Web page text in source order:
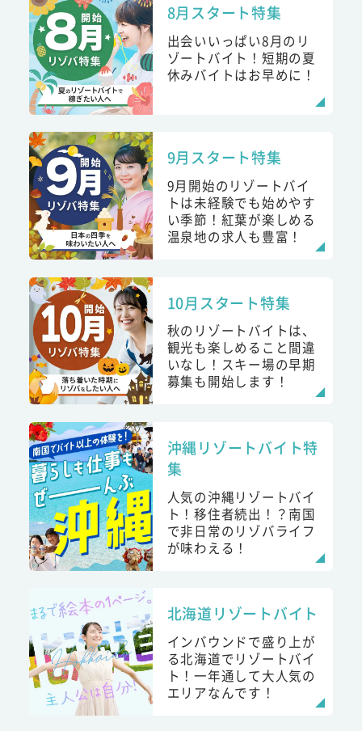
8月スタート特集
出会いいっぱい8月のリ
ゾートバイト！短期の夏
休みバイトはお早めに！
9月スタート特集
9月開始のリゾートバイ
トは未経験でも始めやす
い季節！紅葉が楽しめる
温泉地の求人も豊富！
10月スタート特集
秋のリゾートバイトは、
観光も楽しめること間違
いなし！スキー場の早期
募集も開始します！
沖縄リゾートバイト特
集
人気の沖縄リゾートバイ
ト！移住者続出！？南国
で非日常のリゾバライフ
が味わえる！
北海道リゾートバイト
インバウンドで盛り上が
る北海道でリゾートバイ
ト！一年通して大人気の
エリアなんです！